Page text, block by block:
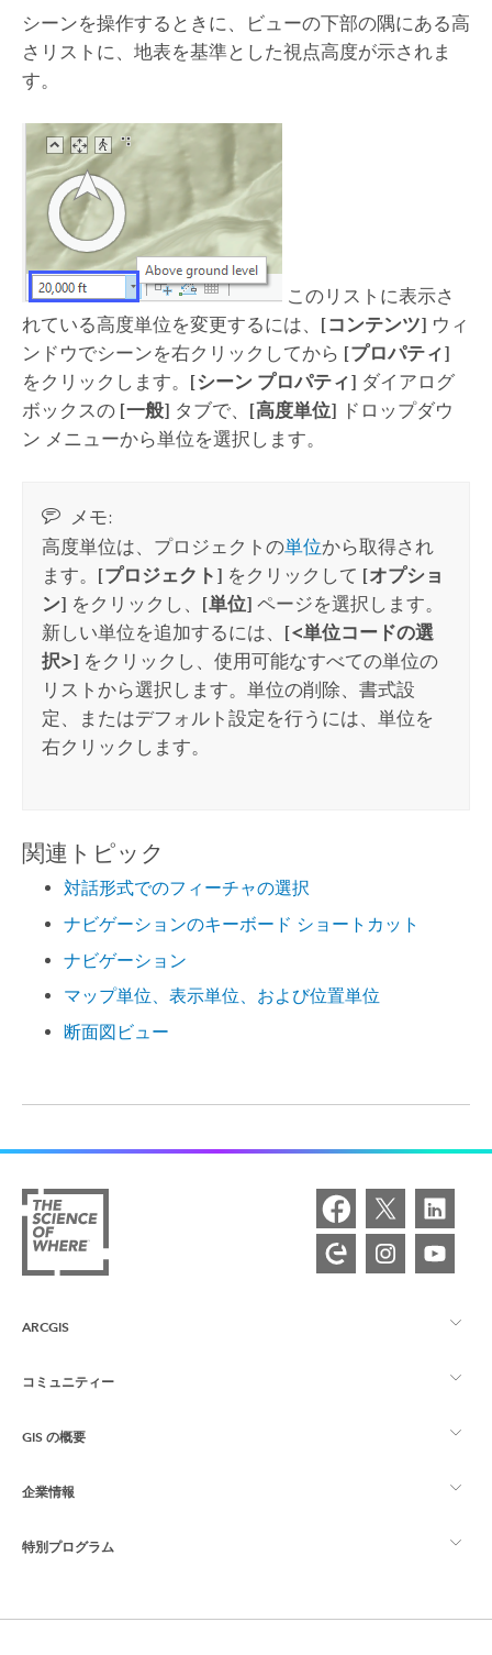
シーンを操作するときに、ビューの下部の隅にある高
さリストに、地表を基準とした視点高度が示されま
す。
このリストに表示さ
れている高度単位を変更するには、 [コンテンツ] ウィ
ンドウでシーンを右クリックしてから [プロパティ]
をクリックします。 [シーン プロパティ] ダイアログ
ボックスの [一般] タブで、 [高度単位] ドロップダウ
ン メニューから単位を選択します。
メモ:
高度単位は、プロジェクトの単位から取得され
ます。 [プロジェクト] をクリックして [オプショ
ン] をクリックし、 [単位] ページを選択します。
新しい単位を追加するには、 [<単位コードの選
択>] をクリックし、使用可能なすべての単位の
リストから選択します。単位の削除、書式設
定、またはデフォルト設定を行うには、単位を
右クリックします。
関連トピック
対話形式でのフィーチャの選択
ナビゲーションのキーボード ショートカット
ナビゲーション
マップ単位、表示単位、および位置単位
断面図ビュー
ARCGIS
ArcGIS の概要
マッピング
コミュニティー
Esri Community
ArcGIS ブログ
GIS の概要
GIS とは
ロケーション インテリジェンス
トレーニング
企業情報
Esri について
特別プログラム